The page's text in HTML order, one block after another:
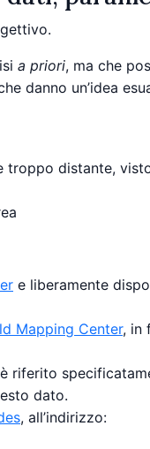
a priori, ma che
danno un’idea
distante,
e liberamente
Mapping Center, in
riferito
dato.
, all’indirizzo: